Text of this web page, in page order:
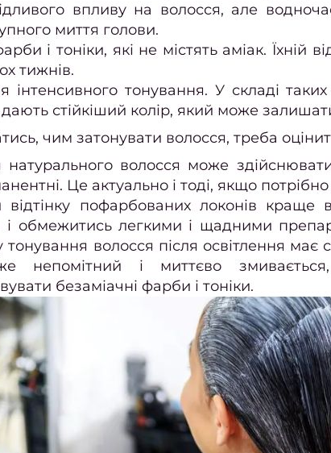
впливу на волосся, але
миття голови.
і тоніки, які не містять аміак. Їхній
тижнів.
інтенсивного тонування. У складі
стійкіший колір, який може
чим затонувати волосся, треба
натурального волосся може
Це актуально і тоді, якщо
пофарбованих локонів краще
і обмежитись легкими і щадними
волосся після освітлення має
непомітний і миттєво
безаміачні фарби і тоніки.